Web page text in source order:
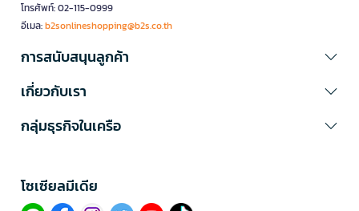
โทรศัพท์: 02-115-0999
อีเมล:b2sonlineshopping@b2s.co.th
การสนับสนุนลูกค้า
เกี่ยวกับเรา
กลุ่มธุรกิจในเครือ
โซเซียลมีเดีย​